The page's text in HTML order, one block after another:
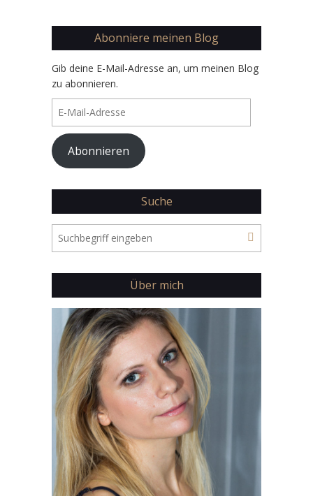
Abonniere meinen Blog
Gib deine E-Mail-Adresse an, um meinen Blog
zu abonnieren.
Mail-
Adresse
Abonnieren
Suche
Über mich